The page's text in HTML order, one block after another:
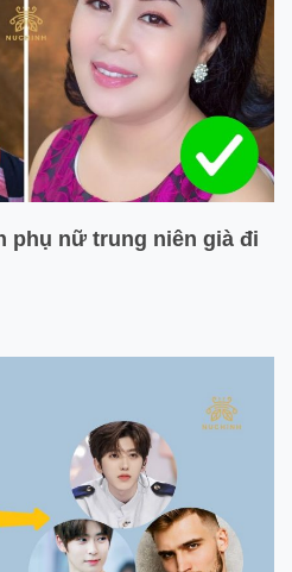
phụ nữ trung niên già đi